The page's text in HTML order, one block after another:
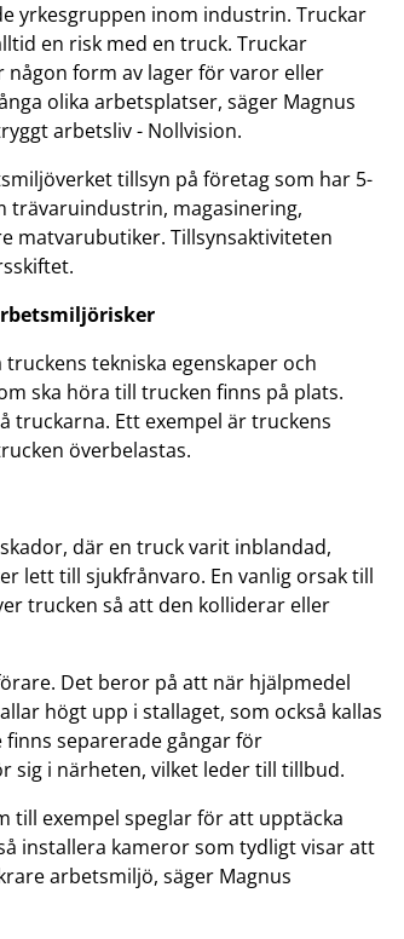
yrkesgruppen inom industrin. Truckar
en risk med en truck. Truckar
form av lager för varor eller
olika arbetsplatser, säger Magnus
arbetsliv - Nollvision.
tillsyn på företag som har 5-
trävaruindustrin, magasinering,
matvarubutiker. Tillsynsaktiviteten
tekniska egenskaper och
ska höra till trucken finns på plats.
truckarna. Ett exempel är truckens
överbelastas.
där en truck varit inblandad,
lett till sjukfrånvaro. En vanlig orsak till
trucken så att den kolliderar eller
Det beror på att när hjälpmedel
högt upp i stallaget, som också kallas
separerade gångar för
sig i närheten, vilket leder till tillbud.
till exempel speglar för att upptäcka
installera kameror som tydligt visar att
arbetsmiljö, säger Magnus